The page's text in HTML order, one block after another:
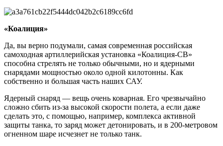
«Коалиция»
Да, вы верно подумали, самая современная российская
самоходная артиллерийская установка «Коалиция-СВ»
способна стрелять не только обычными, но и ядерными
снарядами мощностью около одной килотонны. Как
собственно и большая часть наших САУ.
Ядерный снаряд — вещь очень коварная. Его чрезвычайно
сложно сбить из-за высокой скорости полета, а если даже
сделать это, с помощью, например, комплекса активной
защиты танка, то заряд может детонировать, и в 200-метровом
огненном шаре исчезнет не только танк.